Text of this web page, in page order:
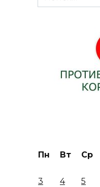
for:
Пн Вт Ср
3
4 5